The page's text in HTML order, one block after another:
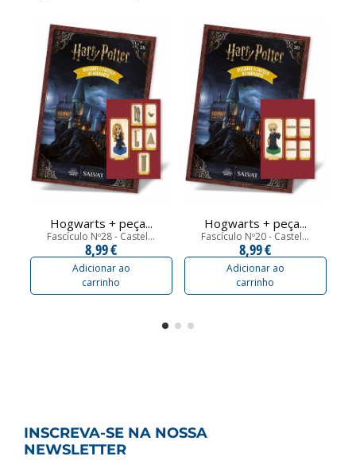
Hogwarts + peça...
Fascículo Nº28 - Castel...
8,99 €
Adicionar ao
carrinho
Hogwarts + peça...
Fascículo Nº20 - Castel...
8,99 €
Adicionar ao
carrinho
INSCREVA-SE NA NOSSA
NEWSLETTER